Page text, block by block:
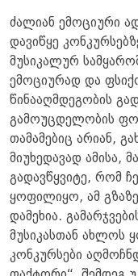
ძალიან ემოციური
დავიწყე
მუსიკალურ
ემოციურად და
წინააღმდეგობის
გამოუცდელობის
თამამებიც არიან,
მიუხედავად ამისა,
გადავწყვიტე, რომ
ყოფილიყო, ამ
დამეხია.
მუსიკასთან ახლოს
კონკურსები